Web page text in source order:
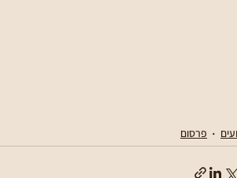
פרסום